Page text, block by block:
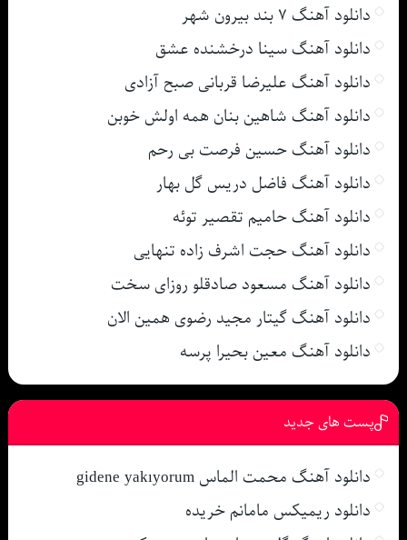
دانلود آهنگ ۷ بند بیرون شهر
دانلود آهنگ سینا درخشنده عشق
دانلود آهنگ علیرضا قربانی صبح آزادی
دانلود آهنگ شاهین بنان همه اولش خوبن
دانلود آهنگ حسین فرصت بی رحم
دانلود آهنگ فاضل دریس گل بهار
دانلود آهنگ حامیم تقصیر توئه
دانلود آهنگ حجت اشرف زاده تنهایی
دانلود آهنگ مسعود صادقلو روزای سخت
دانلود آهنگ گیتار مجید رضوی همین الان
دانلود آهنگ معین بحیرا پرسه
پست های جدید
دانلود آهنگ محمت الماس gidene yakıyorum
دانلود ریمیکس مامانم خریده